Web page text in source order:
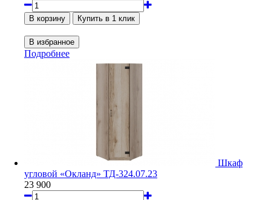
Подробнее
Шкаф
угловой «Окланд» ТД-324.07.23
23 900